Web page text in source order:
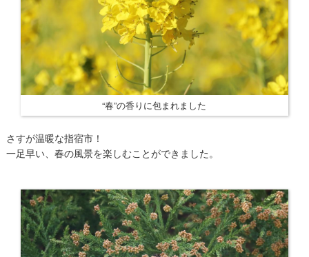
“春”の香りに包まれました
さすが温暖な指宿市！
一足早い、春の風景を楽しむことができました。